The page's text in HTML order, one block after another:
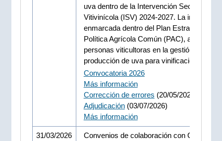
uva dentro de la Intervención Sectorial
Vitivinícola (ISV) 2024-2027. La iniciativa,
enmarcada dentro del Plan Estratégico de
Política Agrícola Común (PAC), apoya a
personas viticultoras en la gestión de la
producción de uva para vinificación.
Convocatoria 2026
Más información
Corrección de errores (20/05/2026)
Adjudicación(03/07/2026)
Más información
31/03/2026
Convenios de colaboración con